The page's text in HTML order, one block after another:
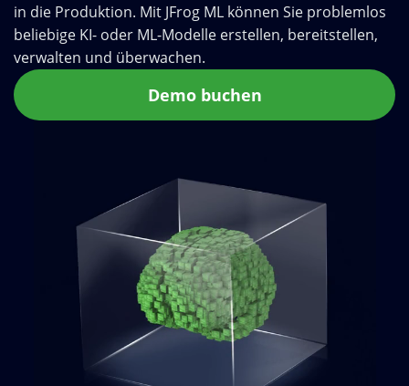
in die Produktion. Mit JFrog ML können Sie problemlos
beliebige KI- oder ML-Modelle erstellen, bereitstellen,
verwalten und überwachen.
Demo buchen